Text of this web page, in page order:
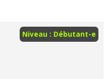
Niveau : Débutant-e